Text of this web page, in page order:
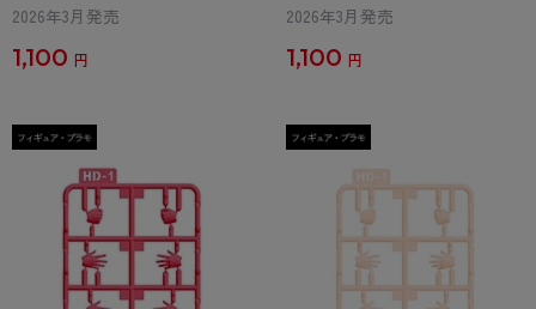
2026年3月発売
1,100 円
2026年3月発売
1,100 円